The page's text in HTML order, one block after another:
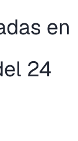
en
24